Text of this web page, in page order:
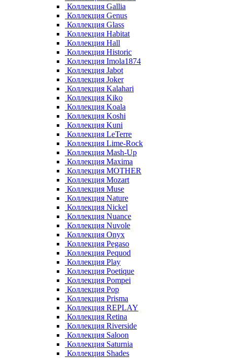
Коллекция Gallia
Коллекция Genus
Коллекция Glass
Коллекция Habitat
Коллекция Hall
Коллекция Historic
Коллекция Imola1874
Коллекция Jabot
Коллекция Joker
Коллекция Kalahari
Коллекция Kiko
Коллекция Koala
Коллекция Koshi
Коллекция Kuni
Коллекция LeTerre
Коллекция Lime-Rock
Коллекция Mash-Up
Коллекция Maxima
Коллекция MOTHER
Коллекция Mozart
Коллекция Muse
Коллекция Nature
Коллекция Nickel
Коллекция Nuance
Коллекция Nuvole
Коллекция Onyx
Коллекция Pegaso
Коллекция Pequod
Коллекция Play
Коллекция Poetique
Коллекция Pompei
Коллекция Pop
Коллекция Prisma
Коллекция REPLAY
Коллекция Retina
Коллекция Riverside
Коллекция Saloon
Коллекция Saturnia
Коллекция Shades